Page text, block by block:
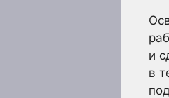
и
в